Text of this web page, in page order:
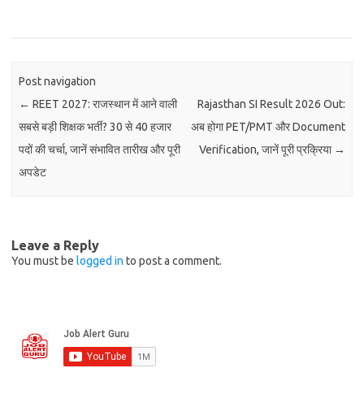
Post navigation
← REET 2027: राजस्थान में आने वाली
सबसे बड़ी शिक्षक भर्ती? 30 से 40 हजार
पदों की चर्चा, जानें संभावित तारीख और पूरी
अपडेट
Rajasthan SI Result 2026 Out:
अब होगा PET/PMT और Document
Verification, जानें पूरी प्रक्रिया →
Leave a Reply
You must be logged in to post a comment.